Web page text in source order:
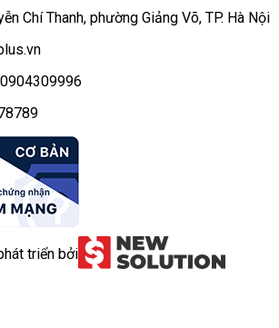
Chí Thanh, phường Giảng Võ, TP. Hà Nội
triển bởi